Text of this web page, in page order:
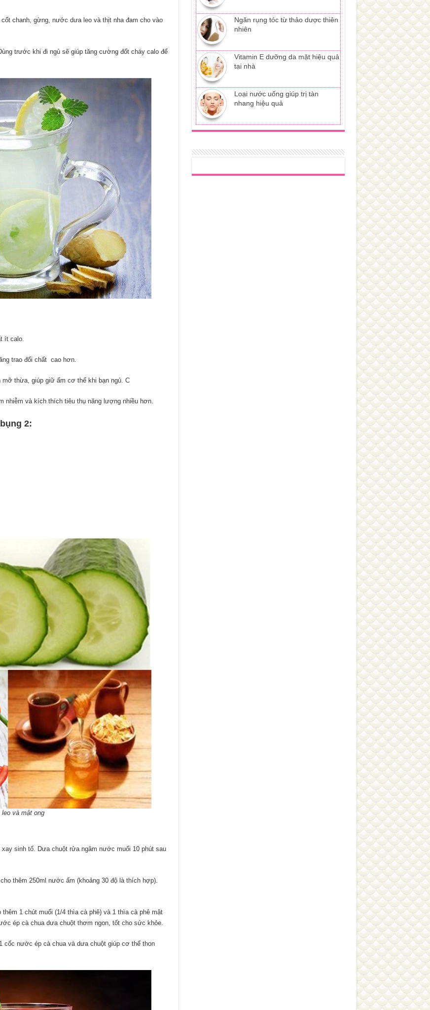
chanh, gừng, nước dưa leo và thịt nha đam cho vào
trước khi đi ngủ sẽ giúp tăng cường đốt cháy calo để
ít calo.
trao đổi chất cao hơn.
thừa, giúp giữ ấm cơ thể khi bạn ngủ. C
nhiễm và kích thích tiêu thụ năng lượng nhiều hơn.
2:
và mật ong
sinh tố. Dưa chuột rửa ngâm nước muối 10 phút sau
thêm 250ml nước ấm (khoảng 30 độ là thích hợp).
1 chút muối (1/4 thìa cà phê) và 1 thìa cà phê mật
ép cà chua dưa chuột thơm ngon, tốt cho sức khỏe.
cốc nước ép cà chua và dưa chuột giúp cơ thể thon
Ngăn rụng tóc từ thảo dược thiên
nhiên
Vitamin E dưỡng da mặt hiệu quả
tại nhà
Loại nước uống giúp trị tàn
nhang hiệu quả